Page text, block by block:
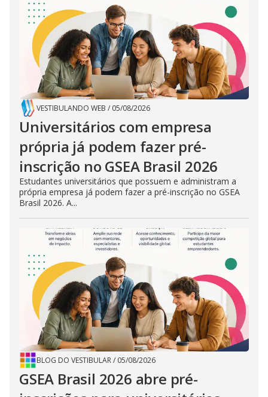
VESTIBULANDO WEB / 05/08/2026
Universitários com empresa
própria já podem fazer pré-
inscrição no GSEA Brasil 2026
Estudantes universitários que possuem e administram a
própria empresa já podem fazer a pré-inscrição no GSEA
Brasil 2026. A...
BLOG DO VESTIBULAR/ 05/08/2026
GSEA Brasil 2026 abre pré-